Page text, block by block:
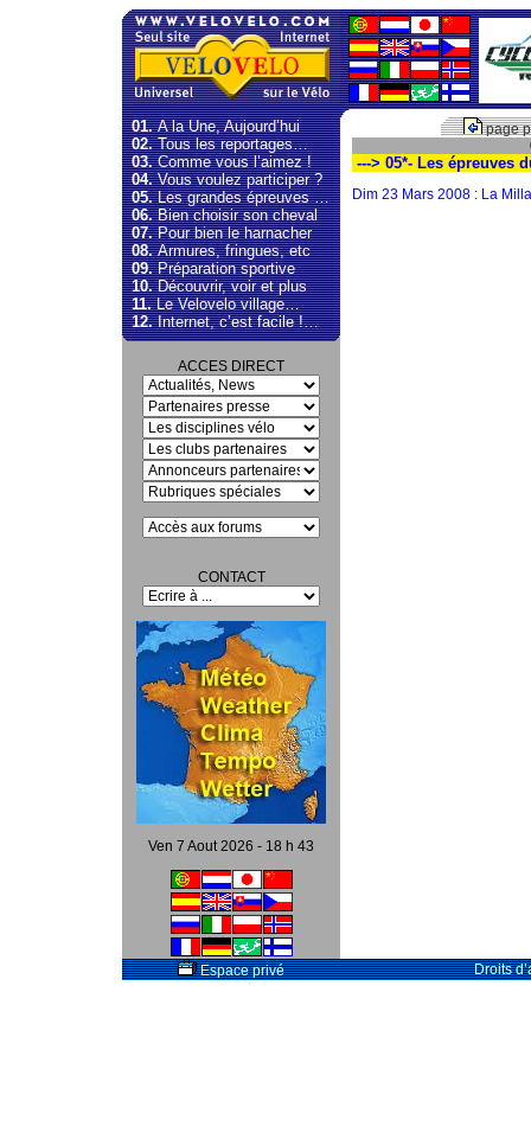
01.A la Une, Aujourd’hui
02.Tous les reportages…
03.Comme vous l’aimez !
04.Vous voulez participer ?
05.Les grandes épreuves …
06.Bien choisir son cheval
07.Pour bien le harnacher
08.Armures, fringues, etc
09.Préparation sportive
10.Découvrir, voir et plus
11.Le Velovelo village…
12.Internet, c’est facile !…
ACCES DIRECT
CONTACT
Ven 7 Aout 2026 - 18 h 43
page
---> 05*- Les épreuves
Dim 23 Mars 2008 : La
Espace privé Droits